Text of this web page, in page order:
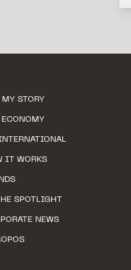
MY STORY
ECONOMY
IT WORKS
SPOTLIGHT
NEWS